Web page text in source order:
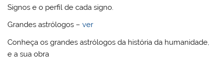
Signos e o perfil de cada signo.
Grandes astrólogos –ver
Conheça os grandes astrólogos da história da humanidade,
e a sua obra